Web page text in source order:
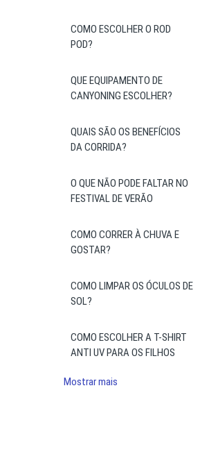
COMO ESCOLHER O ROD
POD?
QUE EQUIPAMENTO DE
CANYONING ESCOLHER?
QUAIS SÃO OS BENEFÍCIOS
DA CORRIDA?
O QUE NÃO PODE FALTAR NO
FESTIVAL DE VERÃO
COMO CORRER À CHUVA E
GOSTAR?
COMO LIMPAR OS ÓCULOS DE
SOL?
COMO ESCOLHER A T-SHIRT
ANTI UV PARA OS FILHOS
Mostrar mais